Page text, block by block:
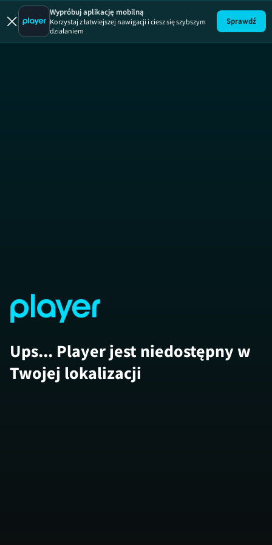
Łowcy staroci
Wypróbuj aplikację mobilną
Korzystaj z łatwiejszej nawigacji i ciesz się szybszym
działaniem
Sprawdź
Ups... Player jest niedostępny w
Twojej lokalizacji